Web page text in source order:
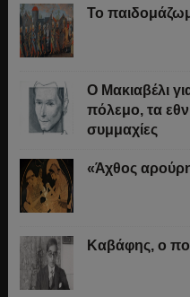
Το
O Μακιαβέλι
πόλεμο, τα
συμμαχίες
«Άχθος
Καβάφης, ο